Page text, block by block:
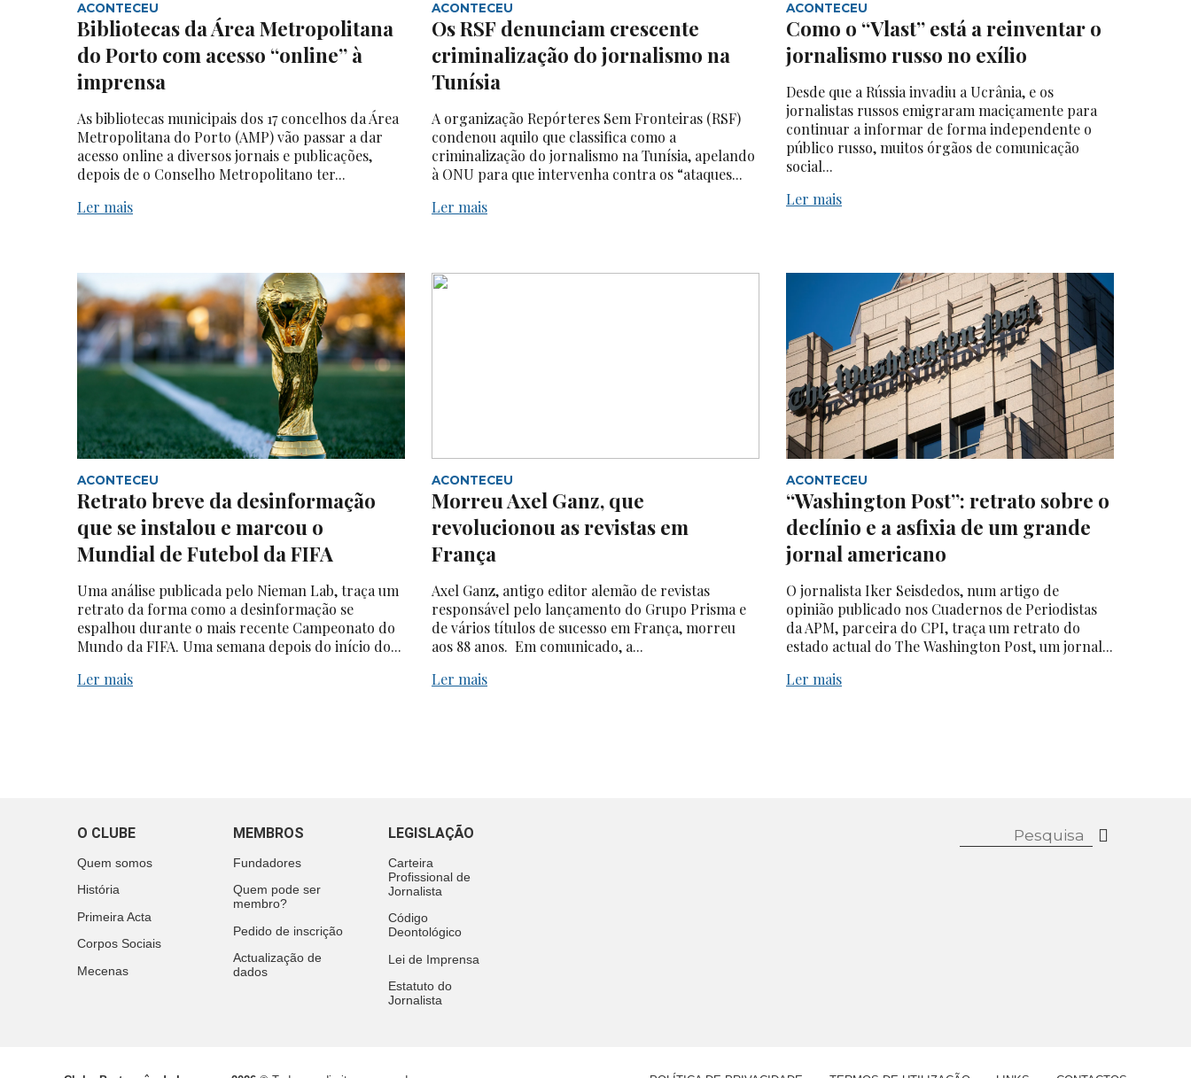
ACONTECEU
Bibliotecas da Área Metropolitana
do Porto com acesso “online” à
imprensa
As bibliotecas municipais dos 17 concelhos da Área
Metropolitana do Porto (AMP) vão passar a dar
acesso online a diversos jornais e publicações,
depois de o Conselho Metropolitano ter...
Ler mais
ACONTECEU
Os RSF denunciam crescente
criminalização do jornalismo na
Tunísia
A organização Repórteres Sem Fronteiras (RSF)
condenou aquilo que classifica como a
criminalização do jornalismo na Tunísia, apelando
à ONU para que intervenha contra os “ataques...
Ler mais
ACONTECEU
Como o “Vlast” está a reinventar o
jornalismo russo no exílio
Desde que a Rússia invadiu a Ucrânia, e os
jornalistas russos emigraram maciçamente para
continuar a informar de forma independente o
público russo, muitos órgãos de comunicação
social...
Ler mais
ACONTECEU
Retrato breve da desinformação
que se instalou e marcou o
Mundial de Futebol da FIFA
Uma análise publicada pelo Nieman Lab, traça um
retrato da forma como a desinformação se
espalhou durante o mais recente Campeonato do
Mundo da FIFA. Uma semana depois do início do...
Ler mais
ACONTECEU
Morreu Axel Ganz, que
revolucionou as revistas em
França
Axel Ganz, antigo editor alemão de revistas
responsável pelo lançamento do Grupo Prisma e
de vários títulos de sucesso em França, morreu
aos 88 anos. Em comunicado, a...
Ler mais
ACONTECEU
“Washington Post”: retrato sobre o
declínio e a asfixia de um grande
jornal americano
O jornalista Iker Seisdedos, num artigo de
opinião publicado nos Cuadernos de Periodistas
da APM, parceira do CPI, traça um retrato do
estado actual do The Washington Post, um jornal...
Ler mais
O CLUBE
Quem somos
História
Primeira Acta
Corpos Sociais
Mecenas
MEMBROS
Fundadores
Quem pode ser
membro?
Pedido de inscrição
Actualização de
dados
LEGISLAÇÃO
Carteira
Profissional de
Jornalista
Código
Deontológico
Lei de Imprensa
Estatuto do
Jornalista